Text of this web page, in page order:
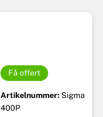
Få offert
Artikelnummer: Sigma
400P